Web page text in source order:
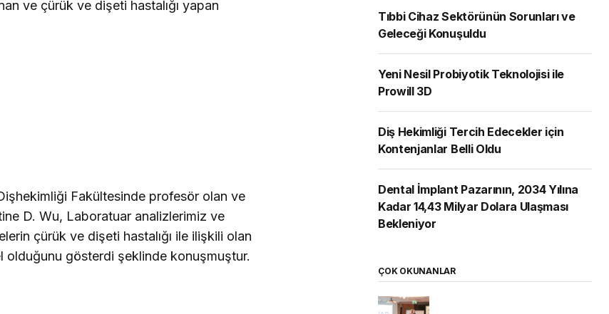
ve çürük ve dişeti hastalığı yapan
Fakültesinde profesör olan ve
D. Wu, Laboratuar analizlerimiz ve
çürük ve dişeti hastalığı ile ilişkili olan
gösterdi şeklinde konuşmuştur.
Tıbbi Cihaz Sektörünün Sorunları ve
Geleceği Konuşuldu
Yeni Nesil Probiyotik Teknolojisi ile
Prowill 3D
Diş Hekimliği Tercih Edecekler için
Kontenjanlar Belli Oldu
Dental İmplant Pazarının, 2034 Yılına
Kadar 14,43 Milyar Dolara Ulaşması
Bekleniyor
ÇOK OKUNANLAR